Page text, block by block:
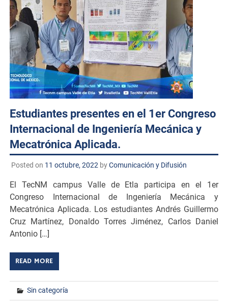
Estudiantes presentes en el 1er Congreso
Internacional de Ingeniería Mecánica y
Mecatrónica Aplicada.
Posted on 11 octubre, 2022byComunicación y Difusión
El TecNM campus Valle de Etla participa en el 1er
Congreso Internacional de Ingeniería Mecánica y
Mecatrónica Aplicada. Los estudiantes Andrés Guillermo
Cruz Martínez, Donaldo Torres Jiménez, Carlos Daniel
Antonio […]
READ MORE
Sin categoría